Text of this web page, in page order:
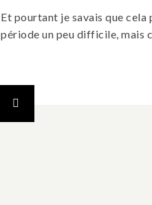
Et pourtant je savais que cela
période un peu difficile, mais